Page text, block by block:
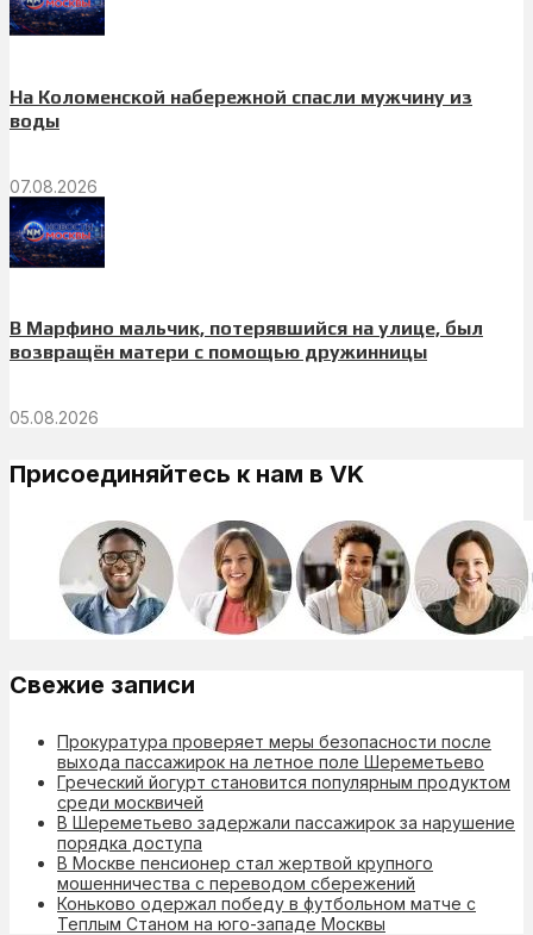
На Коломенской набережной спасли мужчину из
воды
07.08.2026
В Марфино мальчик, потерявшийся на улице, был
возвращён матери с помощью дружинницы
05.08.2026
Присоединяйтесь к нам в VK
Свежие записи
Прокуратура проверяет меры безопасности после
выхода пассажирок на летное поле Шереметьево
Греческий йогурт становится популярным продуктом
среди москвичей
В Шереметьево задержали пассажирок за нарушение
порядка доступа
В Москве пенсионер стал жертвой крупного
мошенничества с переводом сбережений
Коньково одержал победу в футбольном матче с
Теплым Станом на юго-западе Москвы